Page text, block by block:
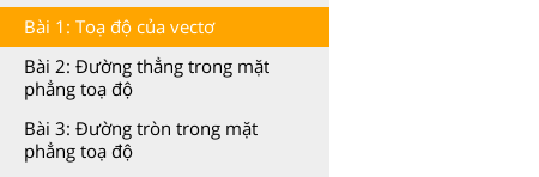
Bài 1: Toạ độ của vectơ
Bài 2: Đường thẳng trong mặt
phẳng toạ độ
Bài 3: Đường tròn trong mặt
phẳng toạ độ